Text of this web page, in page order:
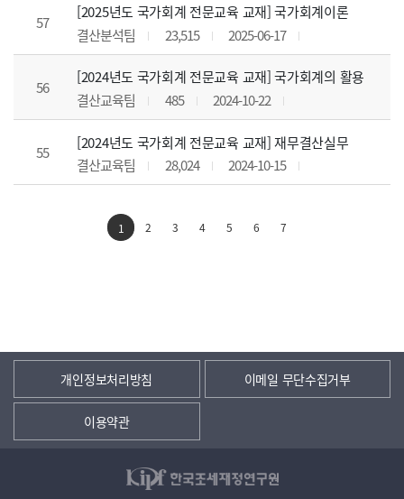
57
[2025년도 국가회계 전문교육 교재] 국가회계이론
결산분석팀
23,515 2025-06-17
56
[2024년도 국가회계 전문교육 교재] 국가회계의 활용
결산교육팀
485 2024-10-22
55
[2024년도 국가회계 전문교육 교재] 재무결산실무
결산교육팀
28,024 2024-10-15
1 2 3 4 5 6 7
개인정보처리방침 이메일 무단수집거부
이용약관